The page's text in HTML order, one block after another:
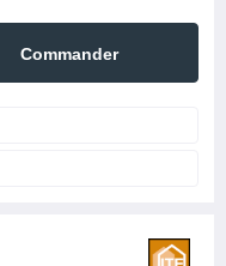
Commander